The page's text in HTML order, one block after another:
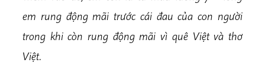
em rung động mãi trước cái đau của con người
trong khi còn rung động mãi vì quê Việt và thơ
Việt.